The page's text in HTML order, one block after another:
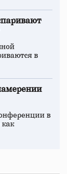
в
в
как